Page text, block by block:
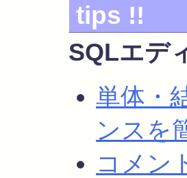
tips !!
SQLエデ
単体・
ンスを
コメン